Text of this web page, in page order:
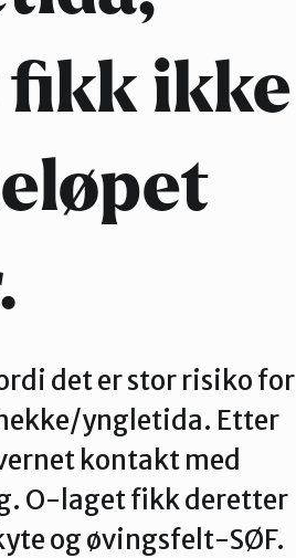
ikke
det er stor risiko for
yngletida. Etter
kontakt med
O-laget fikk deretter
og øvingsfelt-SØF.